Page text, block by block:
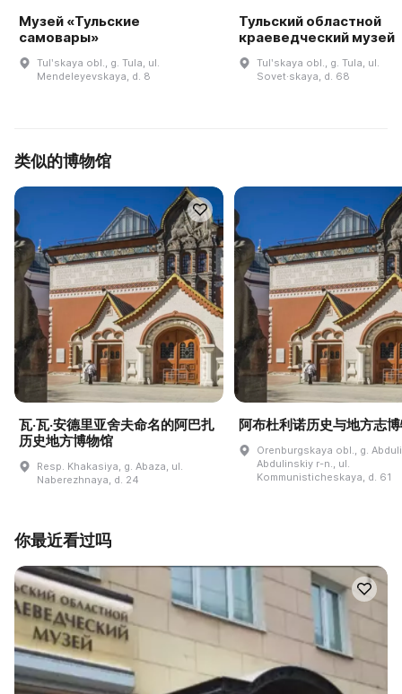
Музей «Тульские
самовары»
Tulʹskaya obl., g. Tula, ul.
Mendeleyevskaya, d. 8
Тульский областной
краеведческий музей
Tulʹskaya obl., g. Tula, ul.
Sovet·skaya, d. 68
类似的博物馆
瓦·瓦·安德里亚舍夫命名的阿巴扎
历史地方博物馆
Resp. Khakasiya, g. Abaza, ul.
Naberezhnaya, d. 24
阿布杜利诺历史与地方志
Orenburgskaya obl., g.
Abdulinskiy r-n., ul.
Kommunisticheskaya, d. 61
你最近看过吗